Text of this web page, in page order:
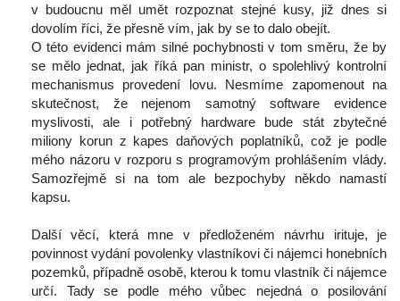
v budoucnu měl umět rozpoznat stejné kusy, již dnes si
dovolím říci, že přesně vím, jak by se to dalo obejít.
O této evidenci mám silné pochybnosti v tom směru, že by
e mělo jednat, jak říká pan ministr, o spolehlivý kontrolní
mechanismus provedení lovu. Nesmíme zapomenout na
kutečnost, že nejenom samotný software evidence
myslivosti, ale i potřebný hardware bude stát zbytečné
miliony korun z kapes daňových poplatníků, což je podle
mého názoru v rozporu s programovým prohlášením vlády.
Samozřejmě si na tom ale bezpochyby někdo namastí
kapsu.
Další věcí, která mne v předloženém návrhu irituje, je
povinnost vydání povolenky vlastníkovi či nájemci honebních
pozemků, případně osobě, kterou k tomu vlastník či nájemce
určí. Tady se podle mého vůbec nejedná o posilování